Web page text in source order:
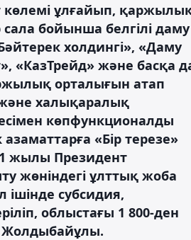
көлемі ұлғайып,
бойынша белгілі даму
холдингі», «Даму
«КазТрейд» және басқа
орталығын атап
халықаралық
көпфункционалды
«Бір терезе»
жылы Президент
жөніндегі ұлттық жоба
ішінде субсидия,
облыстағы 1 800-ден
Жолдыбайұлы.